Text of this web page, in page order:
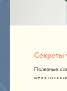
Секреты
Полезные